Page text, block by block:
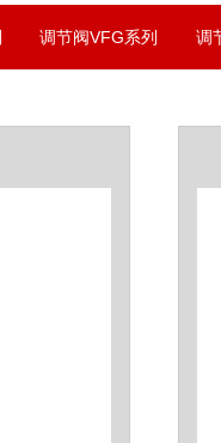
调节阀VFG系列 调